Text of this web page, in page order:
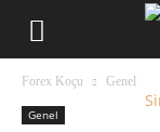
Forex Koçu Genel
Genel